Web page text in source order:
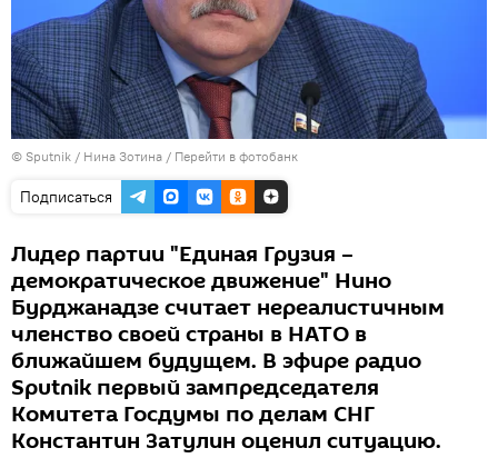
© Sputnik / Нина Зотина / Перейти в фотобанк
Подписаться
Лидер партии "Единая Грузия –
демократическое движение" Нино
Бурджанадзе считает нереалистичным
членство своей страны в НАТО в
ближайшем будущем. В эфире радио
Sputnik первый зампредседателя
Комитета Госдумы по делам СНГ
Константин Затулин оценил ситуацию.